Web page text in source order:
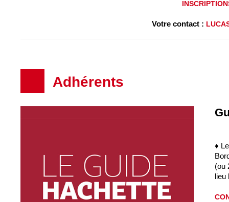
Votre contact :
Adhérents
♦
(ou
lieu